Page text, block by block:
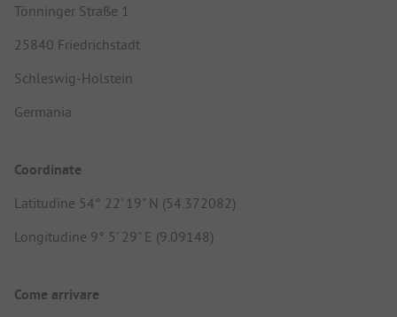
Tönninger Straße 1
25840 Friedrichstadt
Schleswig-Holstein
Germania
Coordinate
Latitudine 54° 22' 19" N (54.372082)
Longitudine 9° 5' 29" E (9.09148)
Come arrivare